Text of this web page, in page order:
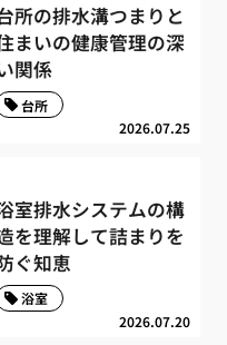
所の排水溝つまりと
まいの健康管理の深
関係
2026.07.25
台所
室排水システムの構
を理解して詰まりを
ぐ知恵
2026.07.20
浴室